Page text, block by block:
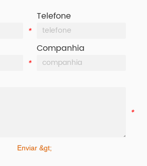
*
Telefone
*
Companhia
*
Enviar &gt;